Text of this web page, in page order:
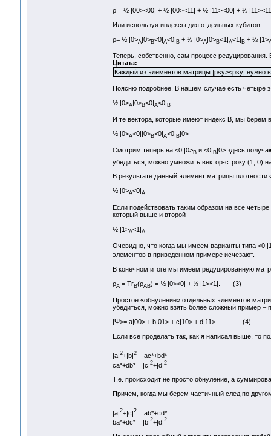
ρ = ½ |00><00| + ½ |00><11| + ½ |11><00| + ½
Или используя индексы для отдельных кубитов:
ρ= ½ |0>A|0>B<0|A<0|B+ ½ |0>A|0>B<1|A<1|B+ ½ |1>
Теперь, собственно, сам процесс
Цитата:
Каждый из элементов матрицы |psy><psy| нужно
Поясню подробнее. В нашем случае есть четыре
½ |0>A|0>B<0|A<0|B
И те вектора, которые имеют индекс В, мы берем
½ |0>A<0||0>B<0|A<0|B|0>
Смотрим теперь на <0||0>Bи <0| B|0> здесь
убедиться, можно умножить вектор-строку (1, 0)
В результате данный элемент матрицы плотности
½ |0>A<0| A
Если подействовать таким образом на все
который выше и второй
½ |1>A<1|A
Очевидно, что когда мы имеем варианты типа
элементов в приведенном примере исчезают.
В конечном итоге мы имеем редуцированную
ρA = TrB(ρAB) = ½ |0><0| + ½ |1><1|. (3)
Простое «обнуление» отдельных элементов
убедиться, можно взять более сложный пример –
|Ψ>= a|00> + b|01> + c|10> + d|11>. (4)
Если все проделать так, как я написал выше, то
|a|2+|b|2ac*+bd*
ca*+db* |c|2+|d|2
Т.е. происходит не просто обнуление, а
Причем, когда мы берем частичный след по
|a|2+|с|2ab*+cd*
ba*+dc* |b|2+|d|2